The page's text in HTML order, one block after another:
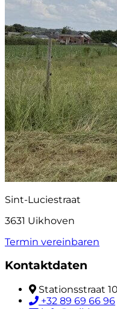
Sint-Luciestraat
3631 Uikhoven
Termin vereinbaren
Kontaktdaten
Stationsstraat
+32 89 69 66 96